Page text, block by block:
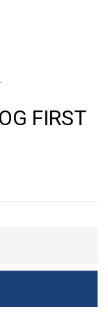
FIRST